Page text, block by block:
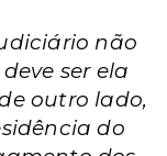
não
ser ela
outro lado,
do